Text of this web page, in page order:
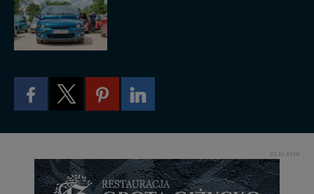
REKLAMA
praw w odniesieniu do informacji zawartych w plikach
cookies. Twoja przeglądarka umożliwia Ci skasowanie
tych plików - w pewnych przypadkach nie możemy tego
zrobić za Ciebie.
Dziękujemy, i życzmy miłego odkrywania Mazur na
nowo...